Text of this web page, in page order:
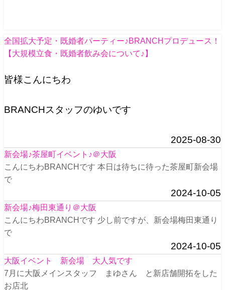
全国拡大予定・既婚者パーティー♪BRANCHプロデュース！
【大規模立食・既婚者飲み会について♪】
皆様こんにちわ
BRANCHスタッフのゆいです
2025-08-30
新会場♪茶屋町イベント♪＠大阪
こんにちわBRANCHです 本日は待ちに待った茶屋町新会場
で
2024-10-05
新会場♪梅田東通り＠大阪
こんにちわBRANCHです 少し前ですが、新会場梅田東通り
で
2024-10-05
大阪イベント 新会場 大人気です
7月に大阪メインスタッフ まゆさん と新店舗開拓をした
お店北